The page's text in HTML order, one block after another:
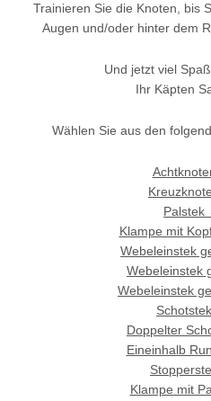
Trainieren Sie die Knoten, bis
Augen und/oder hinter dem
Und jetzt viel
Ihr Käpten
Wählen Sie aus den
Palstek
Klampe mit
Webeleinstek
Webeleinstek
Webeleinstek
Doppelter
Eineinhalb
Klampe mit